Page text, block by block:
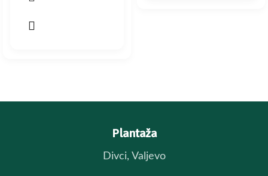
✔️ Vegan i posno na vodi
Plantaža
Divci, Valjevo